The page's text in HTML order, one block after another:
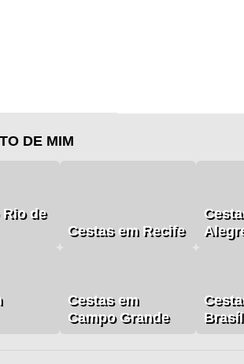
DE MIM
de
Cestas em Recife
Cestas em
Campo Grande